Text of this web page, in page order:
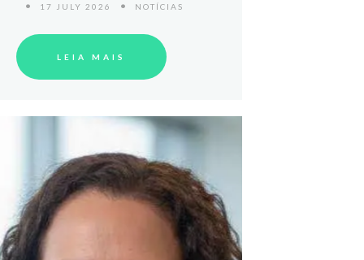
17 JULY 2026 NOTÍCIAS
LEIA MAIS